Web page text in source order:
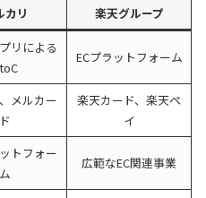
カリ 楽天グループ
リによる
ECプラットフォーム
メルカー
ド
楽天カード、楽天ペ
イ
トフォー
ム
広範なEC関連事業